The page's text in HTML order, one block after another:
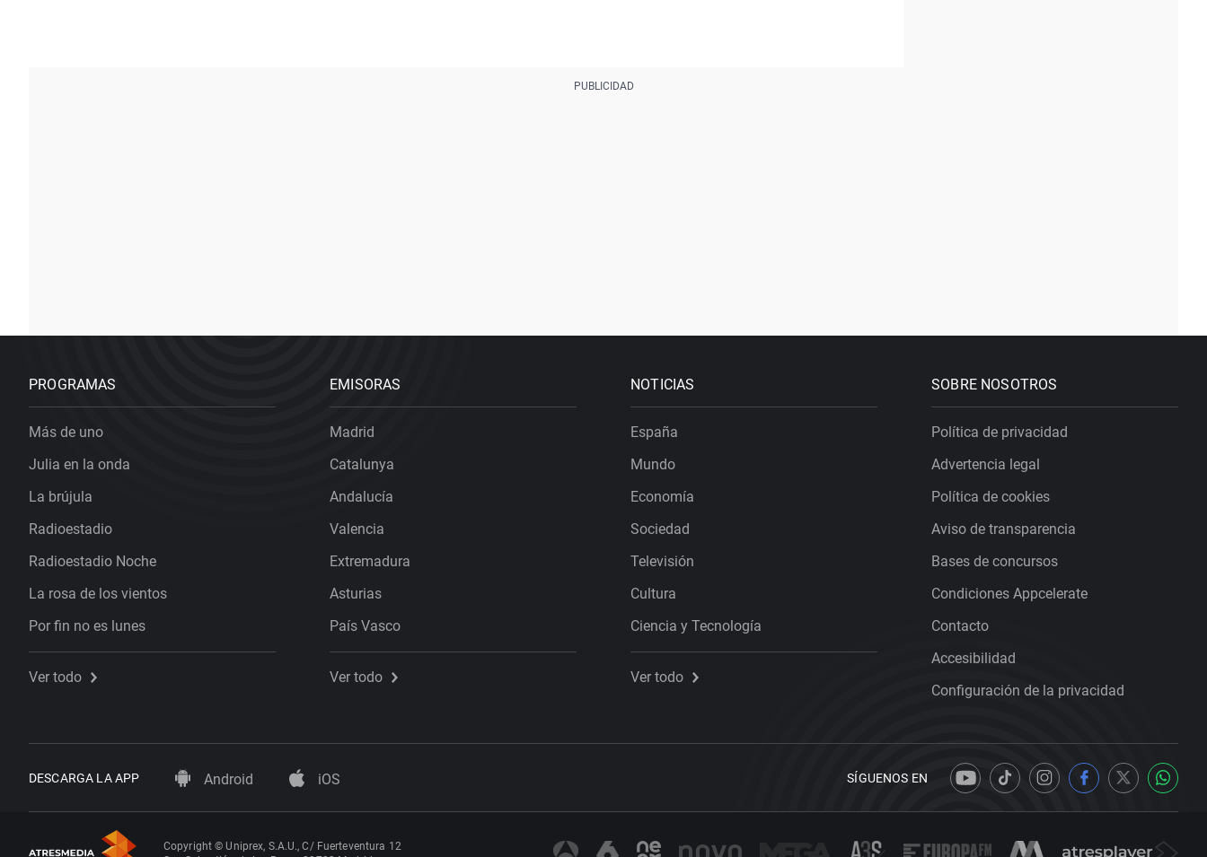
PROGRAMAS
Más de uno
Julia en la onda
La brújula
Radioestadio
Radioestadio Noche
La rosa de los vientos
Por fin no es lunes
Ver todo
EMISORAS
Madrid
Catalunya
Andalucía
Valencia
Extremadura
Asturias
País Vasco
Ver todo
NOTICIAS
España
Mundo
Economía
Sociedad
Televisión
Cultura
Ciencia y Tecnología
Ver todo
SOBRE NOSOTROS
Política de privacidad
Advertencia legal
Política de cookies
Aviso de transparencia
Bases de concursos
Condiciones Appcelerate
Contacto
Accesibilidad
Configuración de la privacidad
DESCARGA LA APP Android iOS SÍGUENOS EN
Copyright © Uniprex, S.A.U., C/ Fuerteventura 12